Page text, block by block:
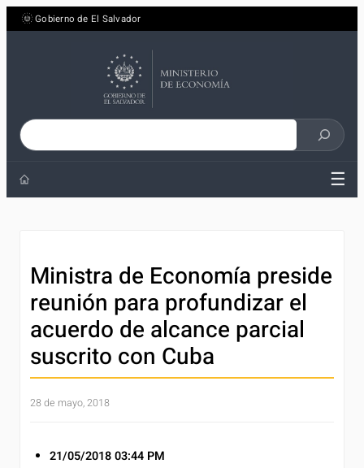
Saltar
al
Gobierno de El Salvador
Buscar
el
sitio
☰
Ministra de Economía preside
reunión para profundizar el
acuerdo de alcance parcial
suscrito con Cuba
28 de mayo, 2018
21/05/201803:44 PM